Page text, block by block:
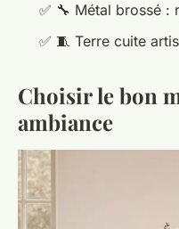
✅ 🔧 Métal brossé :
✅ 🧵 Terre cuite
Choisir le bon
ambiance